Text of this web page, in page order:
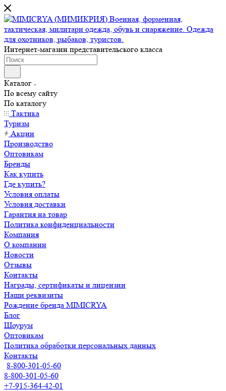
Интернет-магазин представительского класса
Каталог
По всему сайту
По каталогу
Тактика
Туризм
Акции
Производство
Оптовикам
Бренды
Как купить
Где купить?
Условия оплаты
Условия доставки
Гарантия на товар
Политика конфиденциальности
Компания
О компании
Новости
Отзывы
Контакты
Награды, сертификаты и лицензии
Наши реквизиты
Рождение бренда MIMICRYA
Блог
Шоурум
Оптовикам
Политика обработки персональных данных
Контакты
8-800-301-05-60
8-800-301-05-60
+7-915-364-42-01